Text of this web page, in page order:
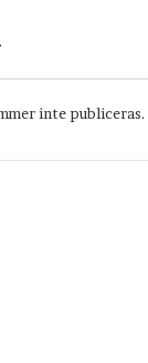
inte publiceras.